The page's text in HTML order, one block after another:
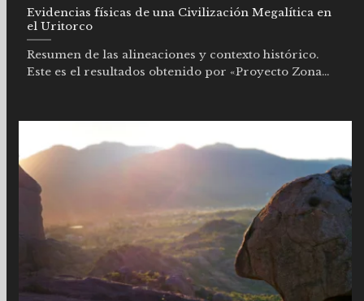
Evidencias físicas de una Civilización Megalítica en
el Uritorco
Resumen de las alineaciones y contexto histórico.
Este es el resultados obtenido por «Proyecto Zona...